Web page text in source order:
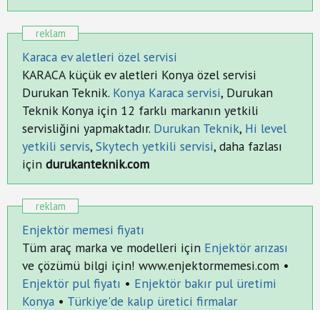
reklam
Karaca ev aletleri özel servisi
KARACA küçük ev aletleri Konya özel servisi
Durukan Teknik. Konya Karaca servisi, Durukan
Teknik Konya için 12 farklı markanın yetkili
servisliğini yapmaktadır. Durukan Teknik, Hi level
yetkili servis, Skytech yetkili servisi, daha fazlası
için durukanteknik.com
reklam
Enjektör memesi fiyatı
Tüm araç marka ve modelleri için Enjektör arızası
ve çözümü bilgi için! www.enjektormemesi.com •
Enjektör pul fiyatı • Enjektör bakır pul üretimi
Konya • Türkiye'de kalıp üretici firmalar